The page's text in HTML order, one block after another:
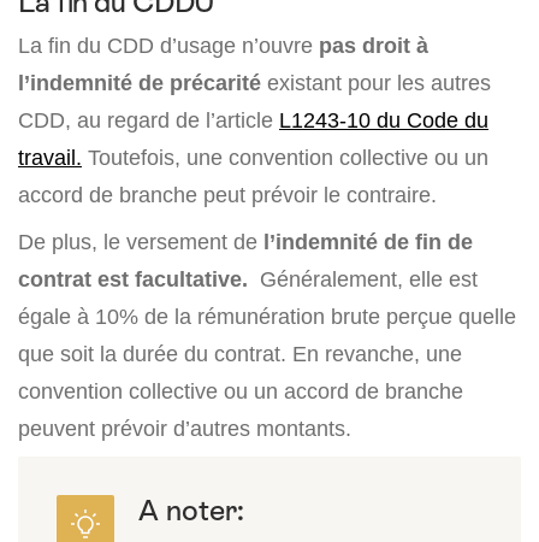
La fin du CDD d’usage n’ouvre pas droit à
l’indemnité de précarité existant pour les autres
CDD, au regard de l’article L1243-10 du Code du
travail. Toutefois, une convention collective ou un
accord de branche peut prévoir le contraire.
De plus, le versement de l’indemnité de fin de
contrat est facultative. Généralement, elle est
égale à 10% de la rémunération brute perçue quelle
que soit la durée du contrat. En revanche, une
convention collective ou un accord de branche
peuvent prévoir d’autres montants.
A noter: